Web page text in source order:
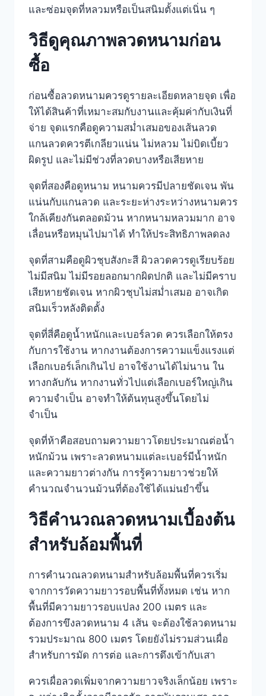
และซ่อมจุดที่หลวมหรือเป็นสนิมตั้งแต่เนิ่น ๆ
วิธีดูคุณภาพลวดหนามก่อน
ซื้อ
ก่อนซื้อลวดหนามควรดูรายละเอียดหลายจุด เพื่อ
ให้ได้สินค้าที่เหมาะสมกับงานและคุ้มค่ากับเงินที่
จ่าย จุดแรกคือดูความสม่ำเสมอของเส้นลวด
แกนลวดควรตีเกลียวแน่น ไม่หลวม ไม่บิดเบี้ยว
ผิดรูป และไม่มีช่วงที่ลวดบางหรือเสียหาย
จุดที่สองคือดูหนาม หนามควรมีปลายชัดเจน พัน
แน่นกับแกนลวด และระยะห่างระหว่างหนามควร
ใกล้เคียงกันตลอดม้วน หากหนามหลวมมาก อาจ
เลื่อนหรือหมุนไปมาได้ ทำให้ประสิทธิภาพลดลง
จุดที่สามคือดูผิวชุบสังกะสี ผิวลวดควรดูเรียบร้อย
ไม่มีสนิม ไม่มีรอยลอกมากผิดปกติ และไม่มีคราบ
เสียหายชัดเจน หากผิวชุบไม่สม่ำเสมอ อาจเกิด
สนิมเร็วหลังติดตั้ง
จุดที่สี่คือดูน้ำหนักและเบอร์ลวด ควรเลือกให้ตรง
กับการใช้งาน หากงานต้องการความแข็งแรงแต่
เลือกเบอร์เล็กเกินไป อาจใช้งานได้ไม่นาน ใน
ทางกลับกัน หากงานทั่วไปแต่เลือกเบอร์ใหญ่เกิน
ความจำเป็น อาจทำให้ต้นทุนสูงขึ้นโดยไม่
จำเป็น
จุดที่ห้าคือสอบถามความยาวโดยประมาณต่อน้ำ
หนักม้วน เพราะลวดหนามแต่ละเบอร์มีน้ำหนัก
และความยาวต่างกัน การรู้ความยาวช่วยให้
คำนวณจำนวนม้วนที่ต้องใช้ได้แม่นยำขึ้น
วิธีคำนวณลวดหนามเบื้องต้น
สำหรับล้อมพื้นที่
การคำนวณลวดหนามสำหรับล้อมพื้นที่ควรเริ่ม
จากการวัดความยาวรอบพื้นที่ทั้งหมด เช่น หาก
พื้นที่มีความยาวรอบแปลง 200 เมตร และ
ต้องการขึงลวดหนาม 4 เส้น จะต้องใช้ลวดหนาม
รวมประมาณ 800 เมตร โดยยังไม่รวมส่วนเผื่อ
สำหรับการมัด การต่อ และการดึงเข้ากับเสา
ควรเผื่อลวดเพิ่มจากความยาวจริงเล็กน้อย เพราะ